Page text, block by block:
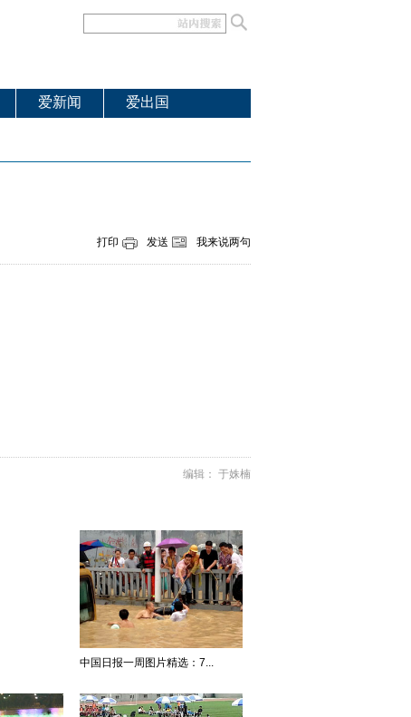
爱新闻 爱出国
打印 发送 我来说两句
编辑： 于姝楠
中国日报一周图片精选：7...